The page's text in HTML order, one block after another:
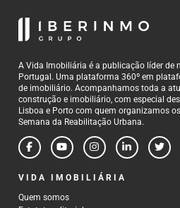
A Vida Imobiliária é a publicação líder de
Portugal. Uma plataforma 360º em
de imobiliário. Acompanhamos toda a
construção e imobiliário, com especial
Lisboa e Porto com quem organizamos
Semana da Reabilitação Urbana.
VIDA IMOBILIÁRIA
Quem somos